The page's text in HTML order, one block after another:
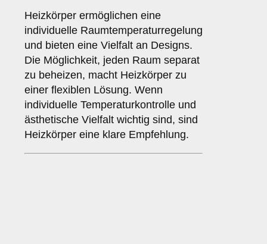
Heizkörper ermöglichen eine
individuelle Raumtemperaturregelung
und bieten eine Vielfalt an Designs.
Die Möglichkeit, jeden Raum separat
zu beheizen, macht Heizkörper zu
einer flexiblen Lösung. Wenn
individuelle Temperaturkontrolle und
ästhetische Vielfalt wichtig sind, sind
Heizkörper eine klare Empfehlung.